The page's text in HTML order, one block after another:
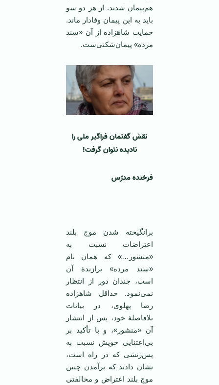
هم‌پیمان شدند. از هر دو سو
باید به این پیمان وفادار ماند.
حمایت شاهزاده از آن «سند
مرده» پیمان‌شکنی‌ست.
نقش گفتمان فراگیر ملی را
نادیده نتوان گرفت!
فرخنده مدرّس
برانگیخته شدن موج بلند
اعتراضات نسبت به
«منشور…» که همان نام
«سند مرده» برازندۀ آن
است، چندان دور از انتظار
نمی‌نمود. حداقل شاهزاده
رضا پهلوی، در بیانات
بلافاصلۀ خود، پس از انتشار
آن «منشور»، و با تأکید بر
بی‌اعتنایی خویش نسبت به
پس‌زنشی که در راه است،
نشان دادند که برآمدن چنین
موج بلند اعتراض و مخالفتی